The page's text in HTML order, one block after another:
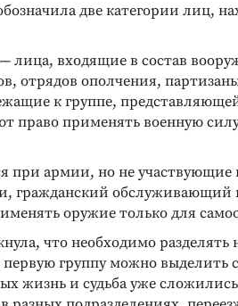
две категории лиц,
входящие в состав
отрядов ополчения,
к группе,
право применять военную
при армии, но не участвующие
гражданский обслуживающий
оружие только для
что необходимо разделять
группу можно выделить
жизнь и судьба уже